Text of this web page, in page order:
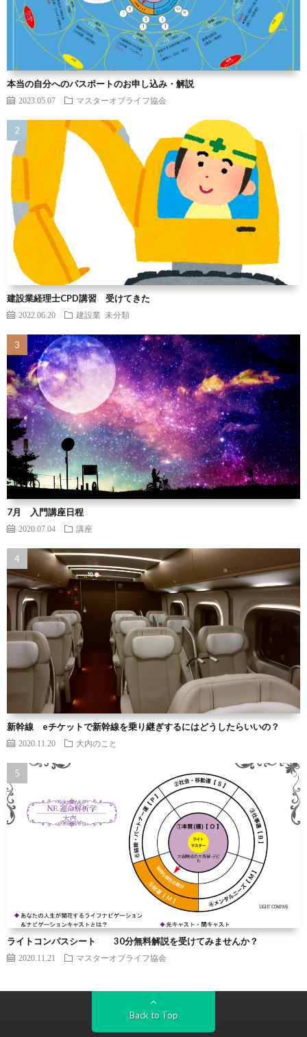
本当の自分へのパスポートのお申し込み・解説
2023.05.07 マスターオブライフ協会
建設業経理士CPD講習 受けてきた
2022.06.20 建設業 未分類
7月 入門講座日程
2020.07.04 講座
新幹線 eチケットで新幹線を乗り継ぎするにはどうしたらいいの？
2020.11.20 大内のこと
ライトコンパスシート 30分無料解説を受けてみませんか？
2020.11.21 マスターオブライフ協会
Back to Top